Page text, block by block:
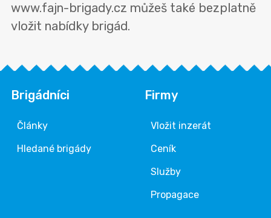
www.fajn-brigady.cz můžeš také bezplatně
vložit nabídky brigád.
Brigádníci
Články
Hledané brigády
Firmy
Vložit inzerát
Ceník
Služby
Propagace